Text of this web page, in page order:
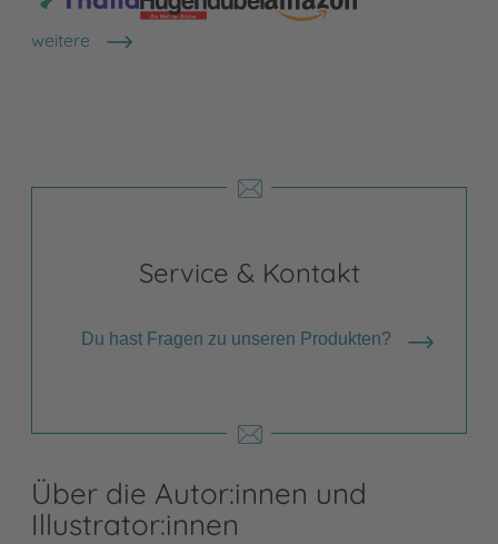
weitere
Shops anzeigen
Service & Kontakt
Du hast Fragen zu unseren Produkten?
Über die Autor:innen und
Illustrator:innen